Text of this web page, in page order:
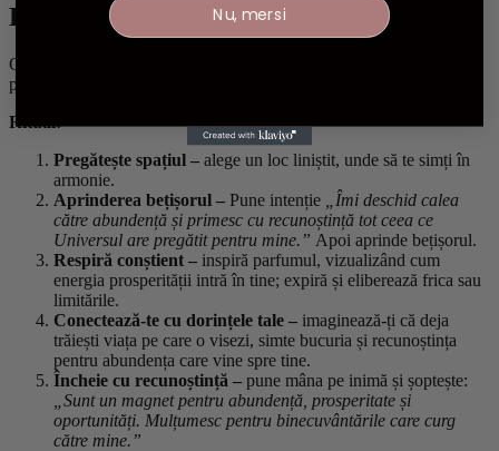
Descriere
Creat pentru a susține practicile de manifestare, acest bețișor
parfumat invită la concentrare, claritate și intenție.
Ritual:
Pregătește spațiul – alege un loc liniștit, unde să te simți în
armonie.
Aprinderea bețișorul – Pune intenție
„Îmi deschid calea
către abundență și primesc cu recunoștință tot ceea ce
Universul are pregătit pentru mine.” Apoi aprinde bețișorul.
Respiră conștient – inspiră parfumul, vizualizând cum
energia prosperității intră în tine; expiră și eliberează frica sau
limitările.
Conectează-te cu dorințele tale – imaginează-ți că deja
trăiești viața pe care o visezi, simte bucuria și recunoștința
pentru abundența care vine spre tine.
Încheie cu recunoștință – pune mâna pe inimă și șoptește:
„Sunt un magnet pentru abundență, prosperitate și
oportunități. Mulțumesc pentru binecuvântările care curg
către mine.”
Nu, mersi